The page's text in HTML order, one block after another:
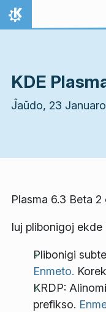
Salti al enhavo
Hejmo
KDE
Ĵaŭdo, 23
Plasma 6.3 Beta
Iuj plibonigoj ekde
Plibonigi
Enmeto.
KRDP:
prefikso.